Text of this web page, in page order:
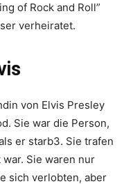
of Rock and Roll”
verheiratet.
von Elvis Presley
Sie war die Person,
er starb3. Sie trafen
war. Sie waren nur
sich verlobten, aber